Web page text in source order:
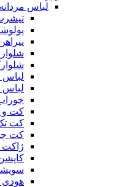
لباس مردانه
لباس
لباس
کت و
کت
کت
ژاکت
هودی